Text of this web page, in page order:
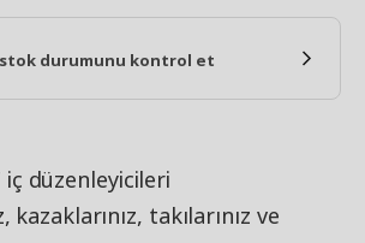
stok durumunu kontrol et
iç düzenleyicileri
kazaklarınız, takılarınız ve